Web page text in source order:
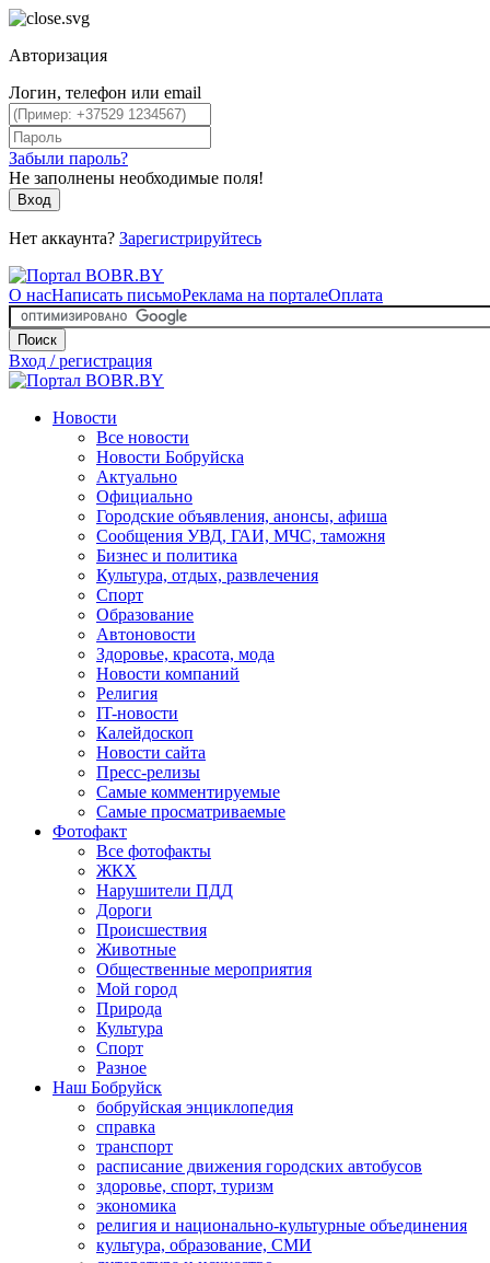
Авторизация
Логин, телефон или email
Забыли пароль?
Не заполнены необходимые поля!
Вход
Нет аккаунта? Зарегистрируйтесь
О насНаписать письмоРеклама на порталеОплата
Поиск
Вход / регистрация
Новости
Все новости
Новости Бобруйска
Актуально
Официально
Городские объявления, анонсы, афиша
Сообщения УВД, ГАИ, МЧС, таможня
Бизнес и политика
Культура, отдых, развлечения
Спорт
Образование
Автоновости
Здоровье, красота, мода
Новости компаний
Религия
IT-новости
Калейдоскоп
Новости сайта
Пресс-релизы
Самые комментируемые
Самые просматриваемые
Фотофакт
Все фотофакты
ЖКХ
Нарушители ПДД
Дороги
Происшествия
Животные
Общественные мероприятия
Мой город
Природа
Культура
Спорт
Разное
Наш Бобруйск
бобруйская энциклопедия
справка
транспорт
расписание движения городских автобусов
здоровье, спорт, туризм
экономика
религия и национально-культурные объединения
культура, образование, СМИ